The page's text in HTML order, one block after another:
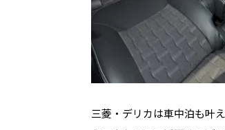
三菱・デリカは車中泊も叶